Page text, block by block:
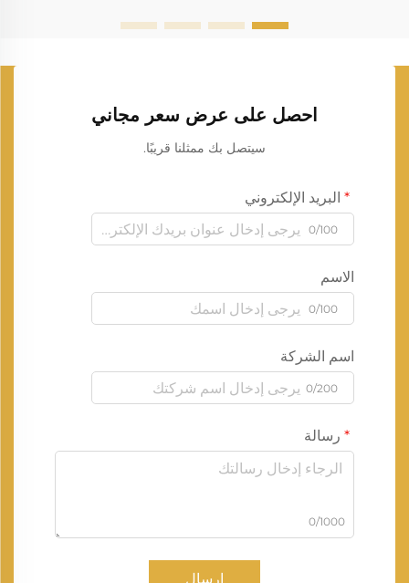
احصل على عرض سعر مجاني
سيتصل بك ممثلنا قريبًا.
البريد الإلكتروني
0/100
الاسم
0/100
اسم الشركة
0/200
رسالة
0/1000
إرسال